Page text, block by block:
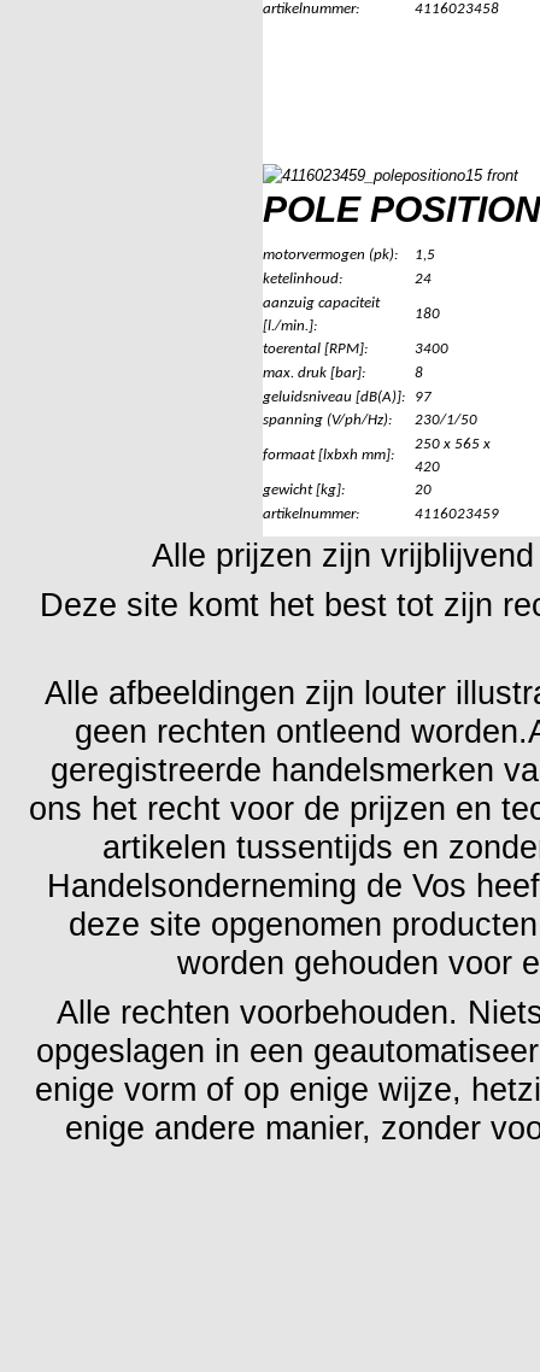
artikelnummer:
4116023458
POLE
motorvermogen (pk):
1,5
ketelinhoud:
24
aanzuig capaciteit
[l./min.]:
180
toerental [RPM]:
3400
max. druk [bar]:
8
geluidsniveau [dB(A)]:
97
spanning (V/ph/Hz):
230/1/50
formaat [lxbxh mm]:
250 x 565 x
420
gewicht [kg]:
20
artikelnummer:
4116023459
Alle prijzen zijn
Deze site komt het best tot zijn
Alle afbeeldingen zijn louter
geen rechten ontleend
geregistreerde handelsmerken
ons het recht voor de prijzen en
artikelen tussentijds en
Handelsonderneming de Vos
deze site opgenomen
worden gehouden voor
Alle rechten voorbehouden.
opgeslagen in een
enige vorm of op enige wijze,
enige andere manier, zonder